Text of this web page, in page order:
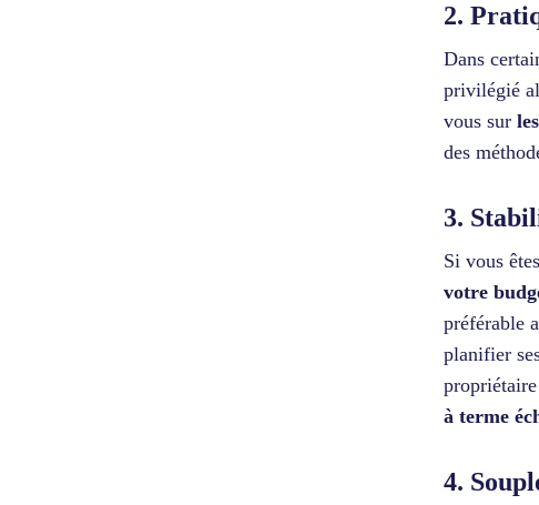
2.
Dans
privilégié
vous sur
des
3.
Si vous
votre
préférable
planifier
à terme
4.